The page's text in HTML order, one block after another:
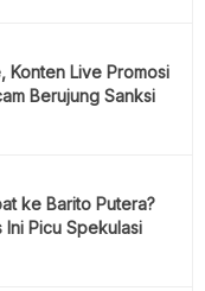
Konten Live Promosi
Berujung Sanksi
ke Barito Putera?
Picu Spekulasi